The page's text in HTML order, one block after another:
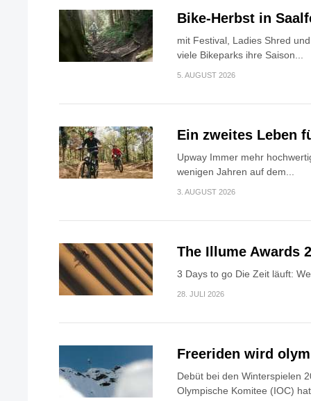
Bike-Herbst in
mit Festival, Ladies Shred
viele Bikeparks ihre Saison...
5. AUGUST 2026
Ein zweites Leben
Upway Immer mehr
wenigen Jahren auf dem...
3. AUGUST 2026
The Illume Awards
3 Days to go Die Zeit läuft:
28. JULI 2026
Freeriden wird
Debüt bei den Winterspielen
Olympische Komitee (IOC)